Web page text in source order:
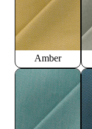
Amber